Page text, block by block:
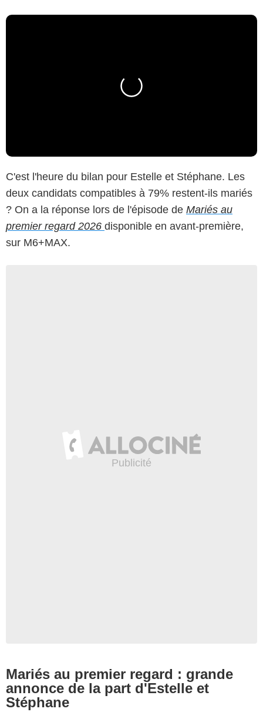
C'est l'heure du bilan pour Estelle et Stéphane. Les
deux candidats compatibles à 79% restent-ils mariés
? On a la réponse lors de l'épisode de Mariés au
premier regard 2026 disponible en avant-première,
sur M6+MAX.
Mariés au premier regard : grande
annonce de la part d'Estelle et
Stéphane